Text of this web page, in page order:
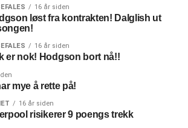
16 år siden
løst fra kontrakten! Dalglish ut
16 år siden
er nok! Hodgson bort nå!!
mye å rette på!
16 år siden
risikerer 9 poengs trekk